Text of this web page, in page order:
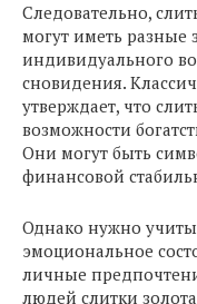
Следовательно,
могут иметь разные
индивидуального
сновидения.
утверждает, что
возможности
Они могут быть
финансовой
Однако нужно
эмоциональное
личные
людей слитки